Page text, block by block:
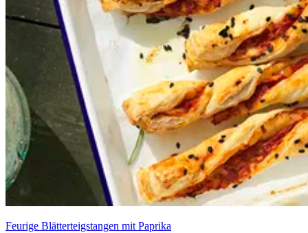
Feurige Blätterteigstangen mit Paprika